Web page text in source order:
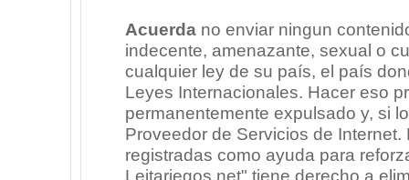
Acuerdano enviar ningun
indecente, amenazante, sexual o
cualquier ley de su país, el país
Leyes Internacionales. Hacer eso
permanentemente expulsado y, si
Proveedor de Servicios de
registradas como ayuda para
Leitariegos.net" tiene derecho a